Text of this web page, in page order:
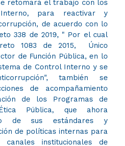
retomará el trabajo con los
para reactivar y
de acuerdo con lo
338 de 2019, " Por el cual
1083 de 2015, Único
de Función Pública, en lo
de Control Interno y se
​ también se
de acompañamiento
de los Programas de
Pública, que ahora
de sus estándares y
de políticas internas para
institucionales de